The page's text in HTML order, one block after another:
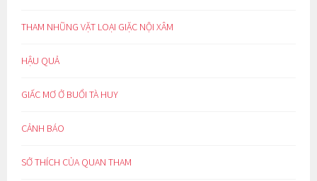
THAM NHŨNG VẶT LOẠI GIẶC NỘI XÂM
HẬU QUẢ
GIẤC MƠ Ở BUỔI TÀ HUY
CẢNH BÁO
SỞ THÍCH CỦA QUAN THAM